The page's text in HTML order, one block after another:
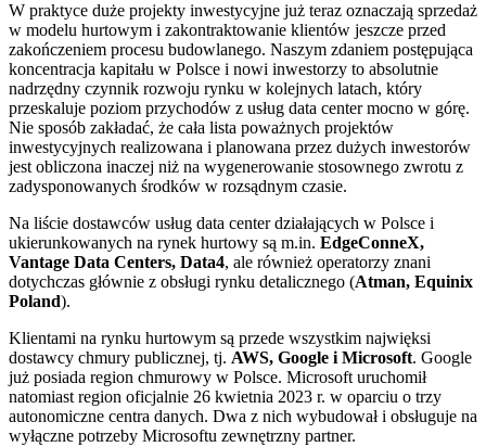
W praktyce duże projekty inwestycyjne już teraz oznaczają sprzedaż
w modelu hurtowym i zakontraktowanie klientów jeszcze przed
zakończeniem procesu budowlanego. Naszym zdaniem postępująca
koncentracja kapitału w Polsce i nowi inwestorzy to absolutnie
nadrzędny czynnik rozwoju rynku w kolejnych latach, który
przeskaluje poziom przychodów z usług data center mocno w górę.
Nie sposób zakładać, że cała lista poważnych projektów
inwestycyjnych realizowana i planowana przez dużych inwestorów
jest obliczona inaczej niż na wygenerowanie stosownego zwrotu z
zadysponowanych środków w rozsądnym czasie.
Na liście dostawców usług data center działających w Polsce i
ukierunkowanych na rynek hurtowy są m.in. EdgeConneX,
Vantage Data Centers, Data4, ale również operatorzy znani
dotychczas głównie z obsługi rynku detalicznego (Atman, Equinix
Poland).
Klientami na rynku hurtowym są przede wszystkim najwięksi
dostawcy chmury publicznej, tj. AWS, Google i Microsoft. Google
już posiada region chmurowy w Polsce. Microsoft uruchomił
natomiast region oficjalnie 26 kwietnia 2023 r. w oparciu o trzy
autonomiczne centra danych. Dwa z nich wybudował i obsługuje na
wyłączne potrzeby Microsoftu zewnętrzny partner.